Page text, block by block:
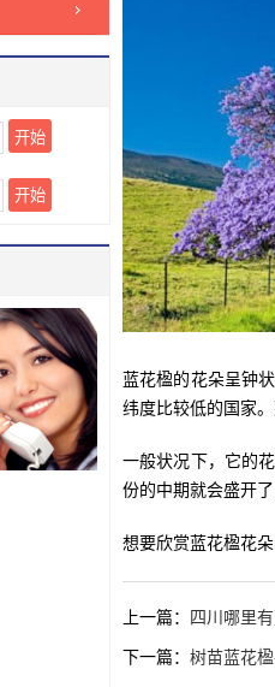
蓝花楹的花朵呈钟
纬度比较低的国家
一般状况下，它的
份的中期就会盛开
想要欣赏蓝花楹花
上一篇： 四川哪里
下一篇： 树苗蓝花